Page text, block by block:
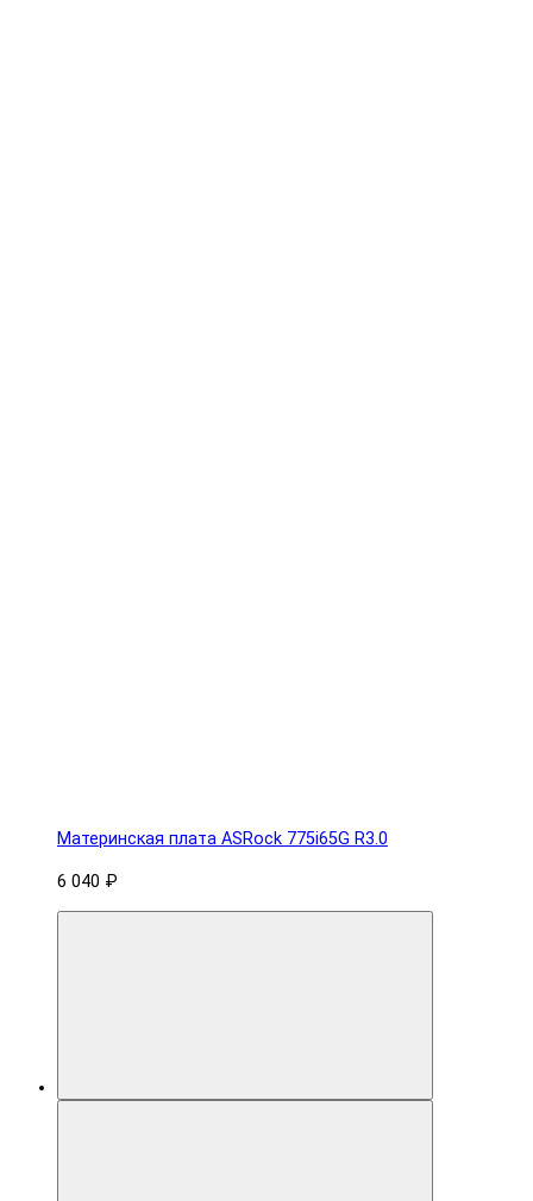
Материнская плата ASRock 775i65G R3.0
6 040 ₽